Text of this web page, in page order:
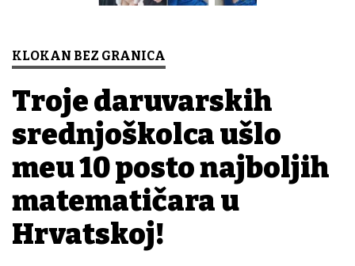
KLOKAN BEZ GRANICA
Troje daruvarskih
srednjoškolca ušlo
među 10 posto najboljih
matematičara u
Hrvatskoj!